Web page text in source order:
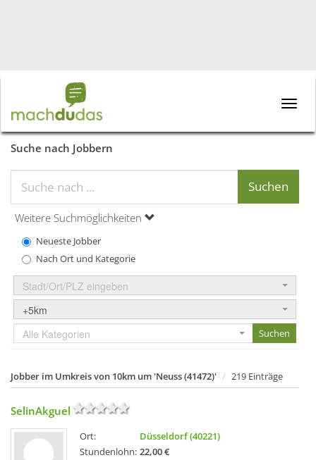
Toggle
Suche nach Jobbern
Weitere Suchmöglichkeiten
Neueste Jobber
Nach Ort und Kategorie
Stadt/Ort/PLZ eingeben
+5km
Alle Kategorien
Jobber im Umkreis von 10km um 'Neuss (41472)' 219 Einträge
SelinAkguel
Ort:
Düsseldorf (40221)
Stundenlohn: 22,00 €